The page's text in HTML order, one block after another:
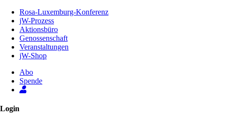
Inhalt
Seite
Rosa-Luxemburg-Konferenz
jW-Prozess
Aktionsbüro
Genossenschaft
Veranstaltungen
jW-Shop
Abo
Spende
Login